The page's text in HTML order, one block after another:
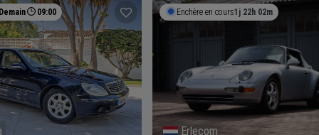
Demain 09:00 Enchère en cours1j 22h 02m
Erlecom